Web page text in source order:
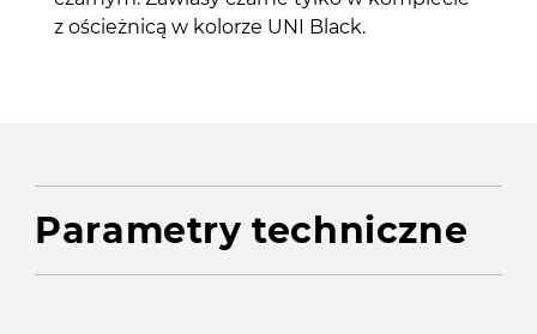
z ościeżnicą w kolorze UNI Black.
Parametry techniczne